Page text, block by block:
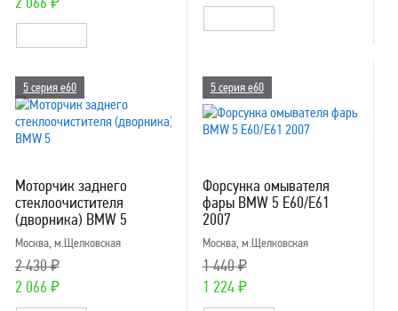
5 серия e60
Моторчик заднего
стеклоочистителя
(дворника) BMW 5
Москва, м.Щелковская
2 430 ₽
2 066 ₽
5 серия e60
Форсунка омывателя
фары BMW 5 E60/E61
2007
Москва, м.Щелковская
1 440 ₽
1 224 ₽